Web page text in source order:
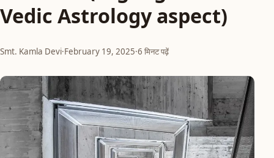
Vedic Astrology aspect)
Smt. Kamla Devi·February 19, 2025·6 मिनट पढ़ें